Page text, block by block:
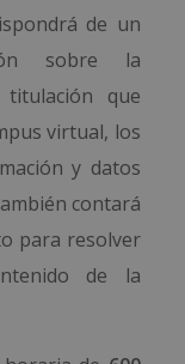
de un
sobre la
titulación que
virtual, los
y datos
contará
para resolver
de la